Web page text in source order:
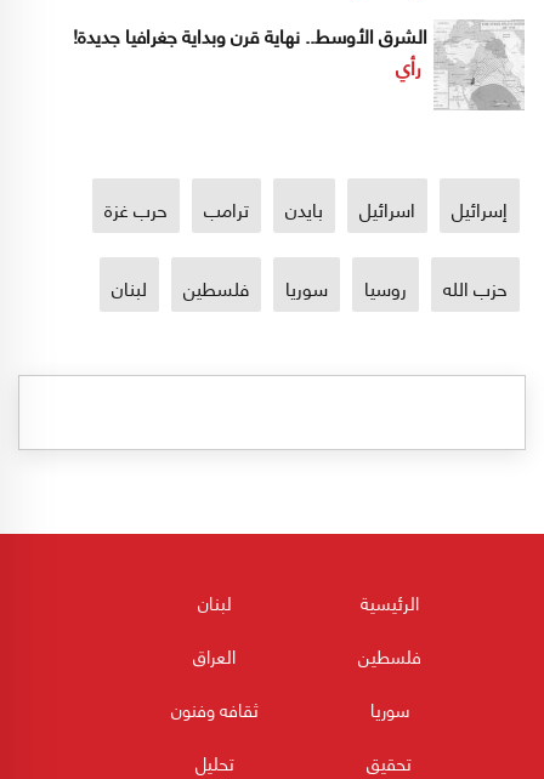
الشرق الأوسط.. نهاية قرن وبداية جغرافيا جديدة!
رأي
إسرائيل اسرائيل بايدن ترامب حرب غزة
حزب الله روسيا سوريا فلسطين لبنان
الرئيسية
لبنان
فلسطين
العراق
سوريا
ثقافه وفنون
تحقيق
تحليل